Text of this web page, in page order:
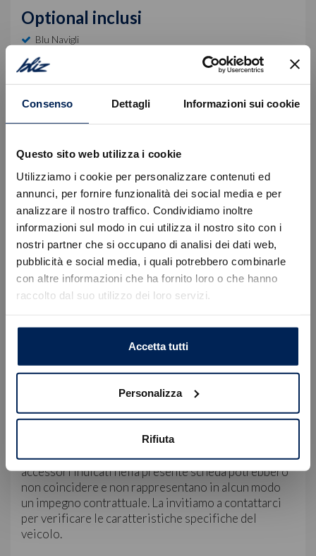
Consenso Dettagli Informazioni sui cookie
Questo sito web utilizza i cookie
Utilizziamo i cookie per personalizzare contenuti ed
annunci, per fornire funzionalità dei social media e per
analizzare il nostro traffico. Condividiamo inoltre
informazioni sul modo in cui utilizza il nostro sito con i
nostri partner che si occupano di analisi dei dati web,
pubblicità e social media, i quali potrebbero combinarle
con altre informazioni che ha fornito loro o che hanno
raccolto dal suo utilizzo dei loro servizi.
Accetta tutti
Personalizza
Rifiuta
Optional inclusi
Blu Navigli
Equipaggiamento di serie
Auto nuova da immatricolare.
Offerta valida con finanziamento Stellantis Financial
Services, ritiro permuta Alfa Romeo e
immatricolazione entro il mese corrente, escluse
spese, kit di preparazione, IPT e contributo
ambientale PFU.
Per informazioni e preventivi personalizzati La
invitiamo a prendere appuntamento con un nostro
consulente dedicato:
• Sede di Trieste, Via Flavia 120 | +39 040 985820
• Sede di Gorizia, Via Terza Armata 180/129 | +39
0481 20988
WhatsApp: +39 349 180 5149
E-mail: servizioclienti@blizauto.it
Nota Bene: le immagini, la dotazione tecnica e gli
accessori indicati nella presente scheda potrebbero
non coincidere e non rappresentano in alcun modo
un impegno contrattuale. La invitiamo a contattarci
per verificare le caratteristiche specifiche del
veicolo.
Errore
Caricamento veicoli non riuscito